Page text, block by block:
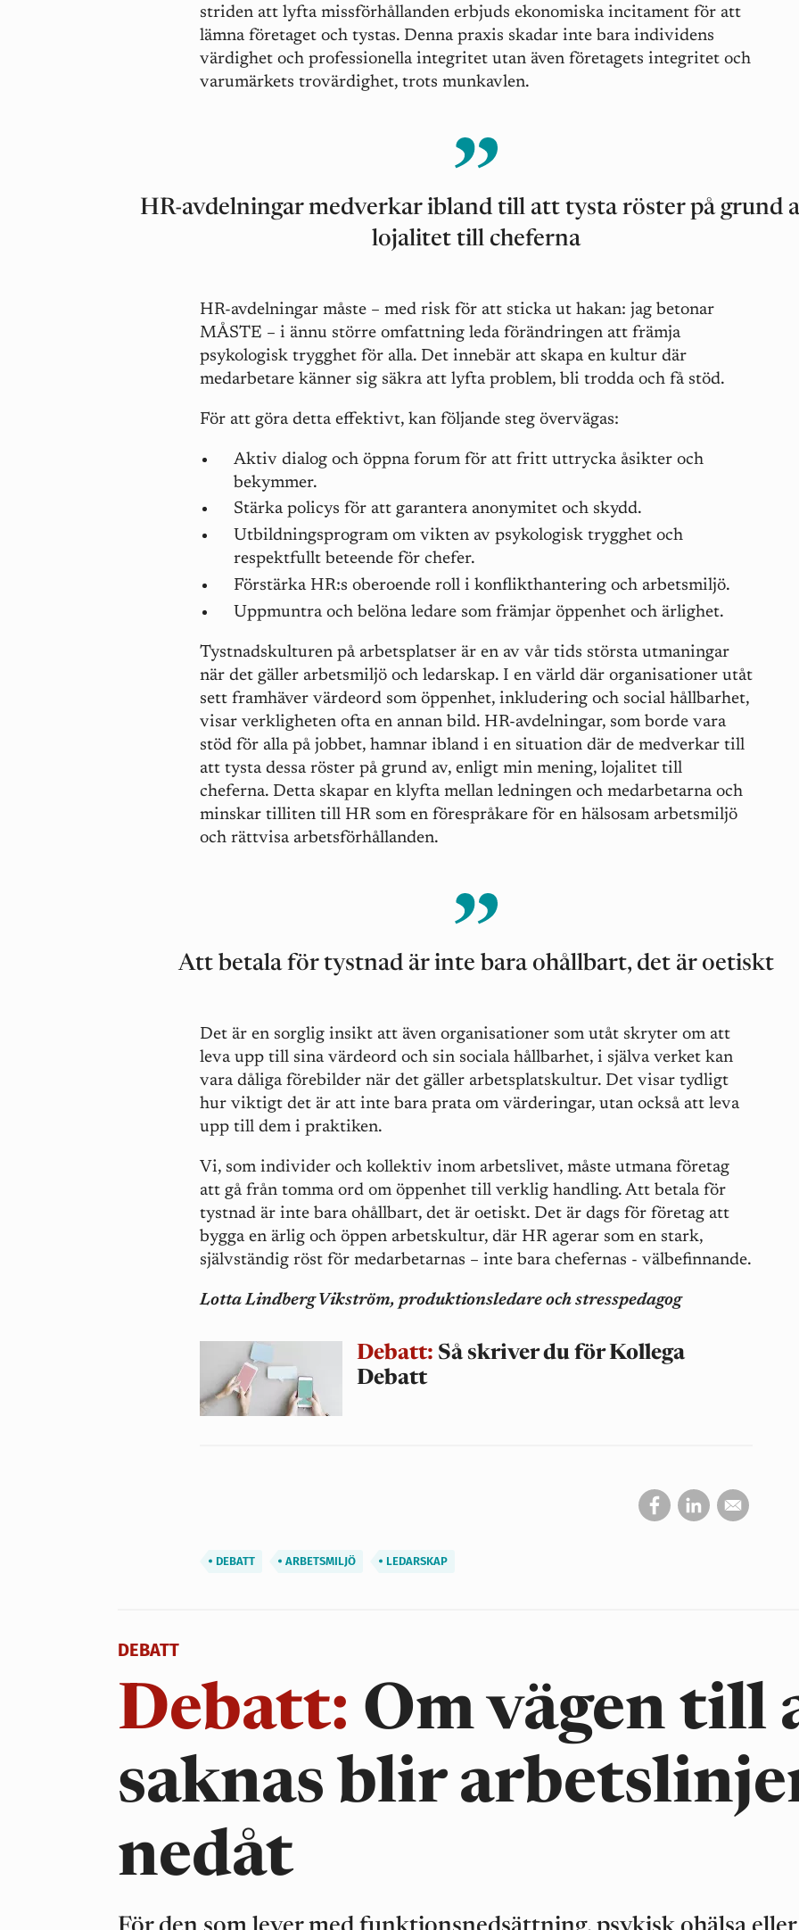
striden att lyfta missförhållanden erbjuds ekonomiska incitament för att
lämna företaget och tystas. Denna praxis skadar inte bara individens
värdighet och professionella integritet utan även företagets integritet och
varumärkets trovärdighet, trots munkavlen.
HR-avdelningar medverkar ibland till att tysta röster på grund
lojalitet till cheferna
HR-avdelningar måste – med risk för att sticka ut hakan: jag betonar
MÅSTE – i ännu större omfattning leda förändringen att främja
psykologisk trygghet för alla. Det innebär att skapa en kultur där
medarbetare känner sig säkra att lyfta problem, bli trodda och få stöd.
För att göra detta effektivt, kan följande steg övervägas:
Aktiv dialog och öppna forum för att fritt uttrycka åsikter och
bekymmer.
Stärka policys för att garantera anonymitet och skydd.
Utbildningsprogram om vikten av psykologisk trygghet och
respektfullt beteende för chefer.
Förstärka HR:s oberoende roll i konflikthantering och arbetsmiljö.
Uppmuntra och belöna ledare som främjar öppenhet och ärlighet.
Tystnadskulturen på arbetsplatser är en av vår tids största utmaningar
när det gäller arbetsmiljö och ledarskap. I en värld där organisationer utåt
sett framhäver värdeord som öppenhet, inkludering och social hållbarhet,
visar verkligheten ofta en annan bild. HR-avdelningar, som borde vara
stöd för alla på jobbet, hamnar ibland i en situation där de medverkar till
att tysta dessa röster på grund av, enligt min mening, lojalitet till
cheferna. Detta skapar en klyfta mellan ledningen och medarbetarna och
minskar tilliten till HR som en förespråkare för en hälsosam arbetsmiljö
och rättvisa arbetsförhållanden.
Att betala för tystnad är inte bara ohållbart, det är oetiskt
Det är en sorglig insikt att även organisationer som utåt skryter om att
leva upp till sina värdeord och sin sociala hållbarhet, i själva verket kan
vara dåliga förebilder när det gäller arbetsplatskultur. Det visar tydligt
hur viktigt det är att inte bara prata om värderingar, utan också att leva
upp till dem i praktiken.
Vi, som individer och kollektiv inom arbetslivet, måste utmana företag
att gå från tomma ord om öppenhet till verklig handling. Att betala för
tystnad är inte bara ohållbart, det är oetiskt. Det är dags för företag att
bygga en ärlig och öppen arbetskultur, där HR agerar som en stark,
självständig röst för medarbetarnas – inte bara chefernas - välbefinnande.
Lotta Lindberg Vikström, produktionsledare och stresspedagog
Debatt: Så skriver du för Kollega
Debatt
DEBATT ARBETSMILJÖ LEDARSKAP
DEBATT
Debatt: Om vägen till
saknas blir
nedåt